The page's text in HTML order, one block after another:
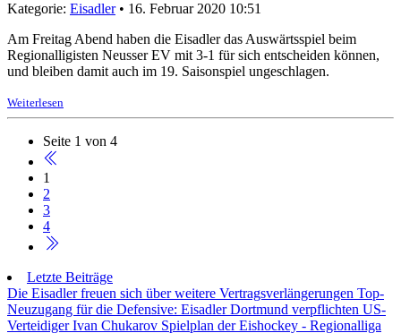
Kategorie: Eisadler• 16. Februar 2020 10:51
Am Freitag Abend haben die Eisadler das Auswärtsspiel beim
Regionalligisten Neusser EV mit 3-1 für sich entscheiden können,
und bleiben damit auch im 19. Saisonspiel ungeschlagen.
Weiterlesen
Seite 1 von 4
1
2
3
4
Letzte Beiträge
Die Eisadler freuen sich über weitere Vertragsverlängerungen Top-
Neuzugang für die Defensive: Eisadler Dortmund verpflichten US-
Verteidiger Ivan Chukarov Spielplan der Eishockey - Regionalliga